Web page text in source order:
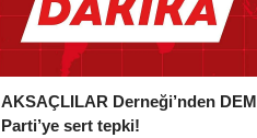
AKSAÇLILAR Derneği’nden DEM
Parti’ye sert tepki!